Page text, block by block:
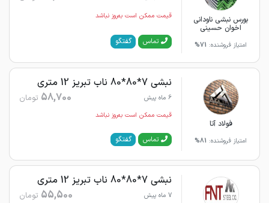
بورس نبشی ناودانی
اخوان حسینی
امتیاز فروشنده: 71%
قیمت ممکن است به‌روز نباشد
تماس گفتگو
فولاد آتا
امتیاز فروشنده: 81%
نبشی 7*80*80 ناب تبریز 12 متری
6 ماه پیش 58,700 تومان
قیمت ممکن است به‌روز نباشد
تماس گفتگو
نبشی 7*80*80 ناب تبریز 12 متری
7 ماه پیش 55,500 تومان